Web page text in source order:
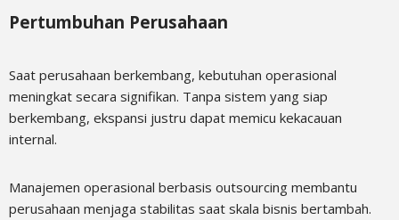
Pertumbuhan Perusahaan
Saat perusahaan berkembang, kebutuhan operasional
meningkat secara signifikan. Tanpa sistem yang siap
berkembang, ekspansi justru dapat memicu kekacauan
internal.
Manajemen operasional berbasis outsourcing membantu
perusahaan menjaga stabilitas saat skala bisnis bertambah.